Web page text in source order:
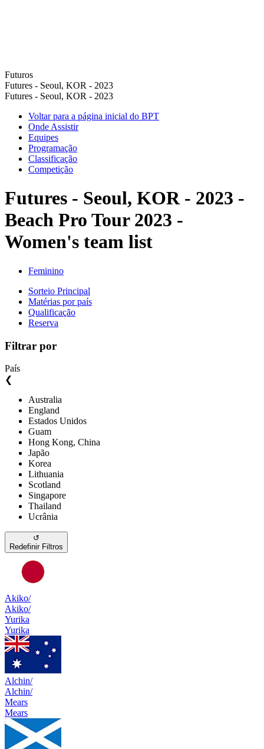
Futuros
Futures - Seoul, KOR - 2023
Futures - Seoul, KOR - 2023
Voltar para a página inicial do BPT
Onde Assistir
Equipes
Programação
Classificação
Competição
Futures - Seoul, KOR - 2023 -
Beach Pro Tour 2023 -
Women's team list
Feminino
Sorteio Principal
Matérias por país
Qualificação
Reserva
Filtrar por
País
❮
Australia
England
Estados Unidos
Guam
Hong Kong, China
Japão
Korea
Lithuania
Scotland
Singapore
Thailand
Ucrânia
↺
Redefinir Filtros
Akiko/
Akiko/
Yurika
Yurika
Alchin/
Alchin/
Mears
Mears